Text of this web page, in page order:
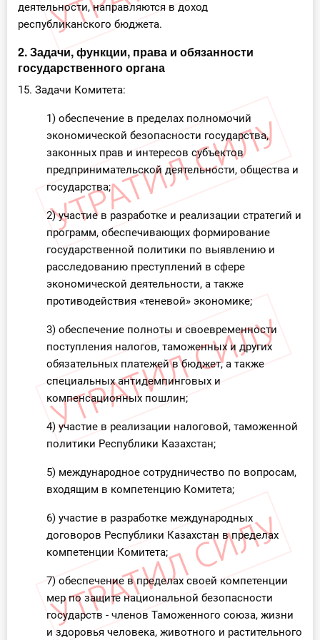
деятельности, направляются в доход
республиканского бюджета.
2. Задачи, функции, права и обязанности
государственного органа
15. Задачи Комитета:
1) обеспечение в пределах полномочий
экономической безопасности государства,
законных прав и интересов субъектов
предпринимательской деятельности, общества и
государства;
2) участие в разработке и реализации стратегий и
программ, обеспечивающих формирование
государственной политики по выявлению и
расследованию преступлений в сфере
экономической деятельности, а также
противодействия «теневой» экономике;
3) обеспечение полноты и своевременности
поступления налогов, таможенных и других
обязательных платежей в бюджет, а также
специальных антидемпинговых и
компенсационных пошлин;
4) участие в реализации налоговой, таможенной
политики Республики Казахстан;
5) международное сотрудничество по вопросам,
входящим в компетенцию Комитета;
6) участие в разработке международных
договоров Республики Казахстан в пределах
компетенции Комитета;
7) обеспечение в пределах своей компетенции
мер по защите национальной безопасности
государств - членов Таможенного союза, жизни
и здоровья человека, животного и растительного